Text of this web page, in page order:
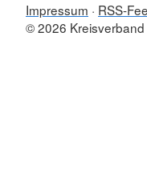
Impressum
RSS-
© 2026 Kreisverband